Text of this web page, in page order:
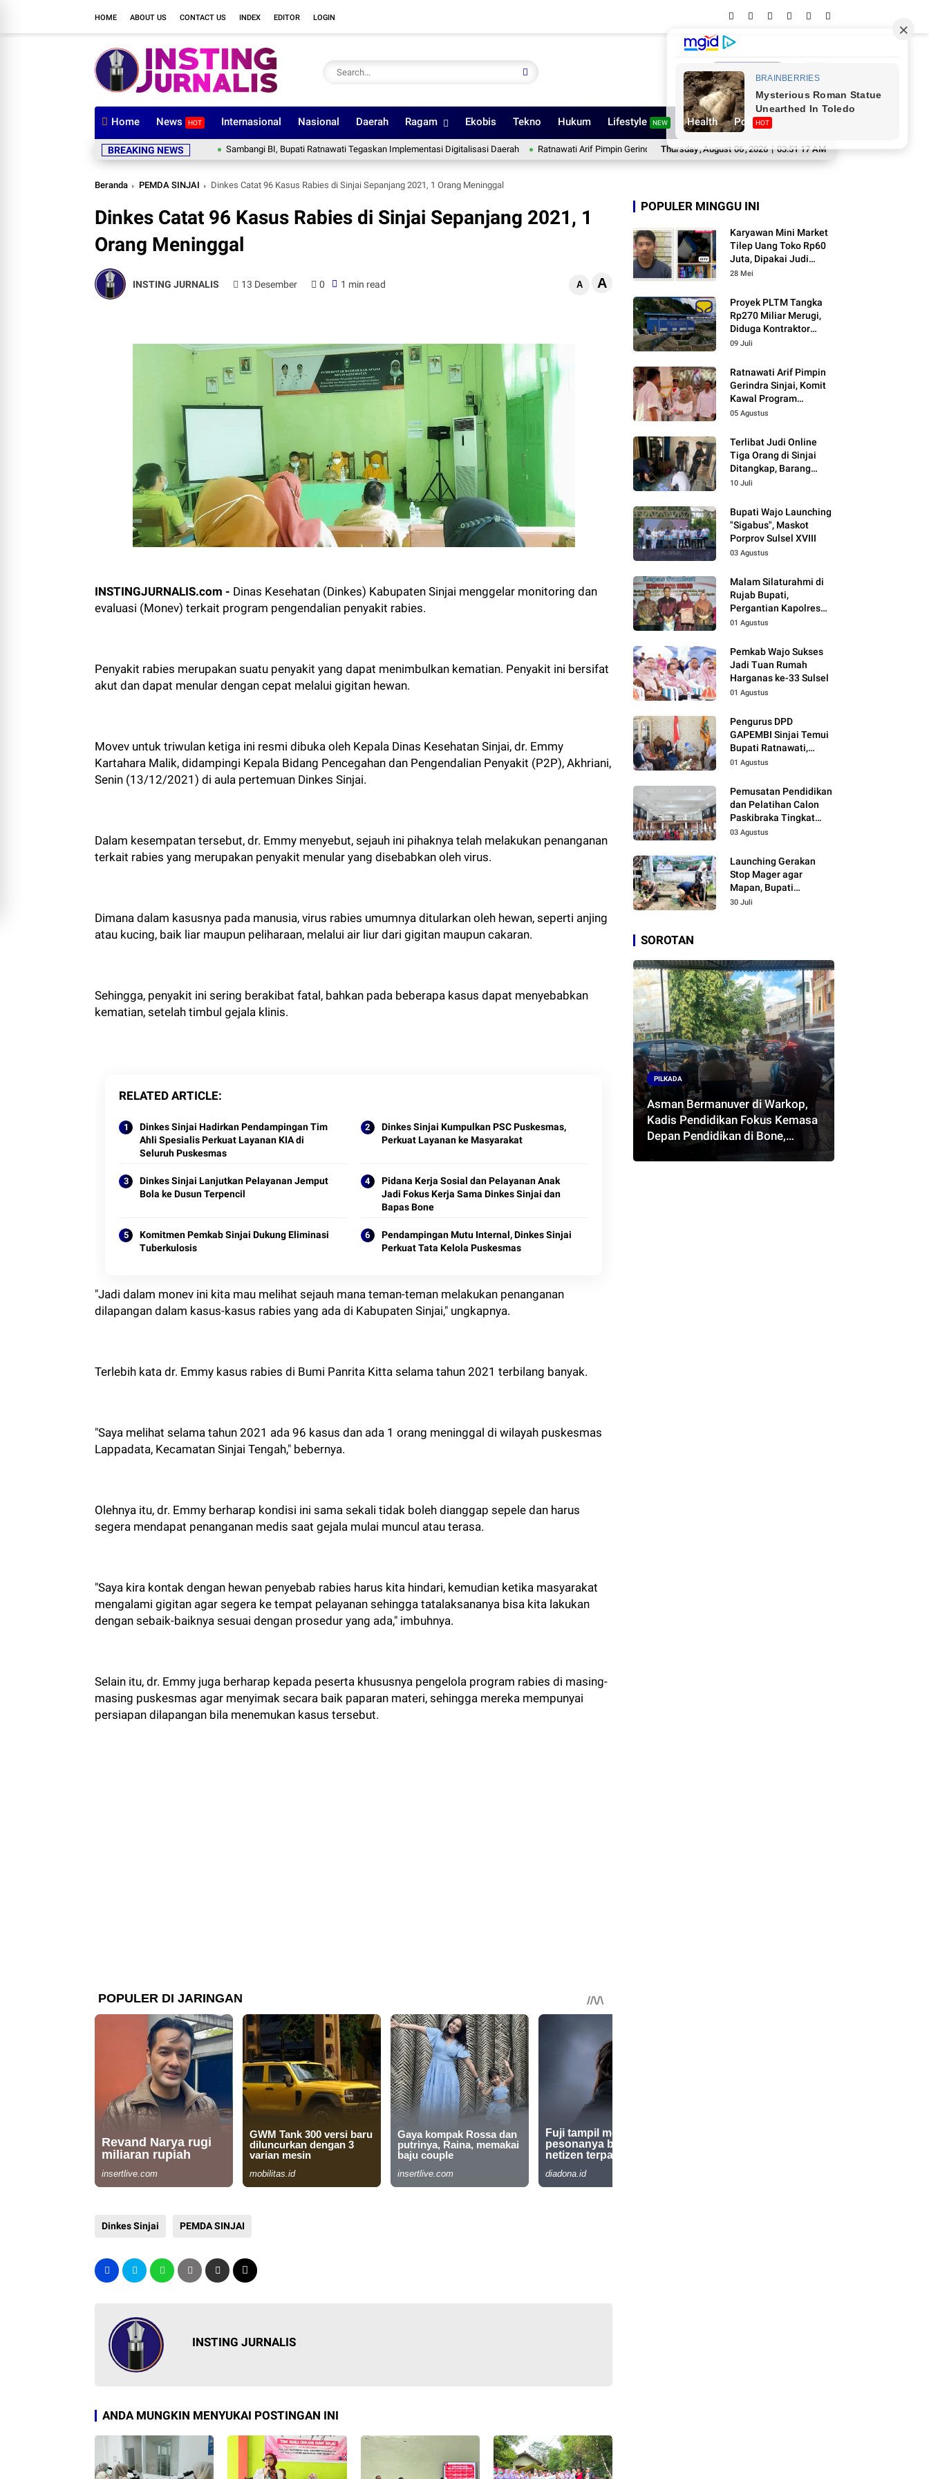
HOME ABOUT US CONTACT US INDEX EDITOR LOGIN
Network
Home News HOT Internasional Nasional Daerah Ragam Ekobis Tekno Hukum Lifestyle NEW Health Poll HOT
Thursday,August 06,2026|03:51 18 AM
BREAKING NEWS Sambangi BI, Bupati Ratnawati Tegaskan Implementasi Digitalisasi Daerah Ratnawati Arif Pimpin Gerindra Sinjai, Komit Kawal Program Prabowo Gegara AI, Tiga Pelajar Sinjai Barat
Beranda PEMDA SINJAI Dinkes Catat 96 Kasus Rabies di Sinjai Sepanjang 2021, 1 Orang Meninggal
Dinkes Catat 96 Kasus Rabies di Sinjai Sepanjang 2021, 1
Orang Meninggal
INSTING JURNALIS 13 Desember 0 1 min read A A
INSTINGJURNALIS.com - Dinas Kesehatan (Dinkes) Kabupaten Sinjai menggelar monitoring dan
evaluasi (Monev) terkait program pengendalian penyakit rabies.
Penyakit rabies merupakan suatu penyakit yang dapat menimbulkan kematian. Penyakit ini bersifat
akut dan dapat menular dengan cepat melalui gigitan hewan.
Movev untuk triwulan ketiga ini resmi dibuka oleh Kepala Dinas Kesehatan Sinjai, dr. Emmy
Kartahara Malik, didampingi Kepala Bidang Pencegahan dan Pengendalian Penyakit (P2P), Akhriani,
Senin (13/12/2021) di aula pertemuan Dinkes Sinjai.
Dalam kesempatan tersebut, dr. Emmy menyebut, sejauh ini pihaknya telah melakukan penanganan
terkait rabies yang merupakan penyakit menular yang disebabkan oleh virus.
Dimana dalam kasusnya pada manusia, virus rabies umumnya ditularkan oleh hewan, seperti anjing
atau kucing, baik liar maupun peliharaan, melalui air liur dari gigitan maupun cakaran.
Sehingga, penyakit ini sering berakibat fatal, bahkan pada beberapa kasus dapat menyebabkan
kematian, setelah timbul gejala klinis.
RELATED ARTICLE
Dinkes Sinjai Hadirkan Pendampingan Tim
Ahli Spesialis Perkuat Layanan KIA di
Seluruh Puskesmas
Dinkes Sinjai Kumpulkan PSC Puskesmas,
Perkuat Layanan ke Masyarakat
Dinkes Sinjai Lanjutkan Pelayanan Jemput
Bola ke Dusun Terpencil
Pidana Kerja Sosial dan Pelayanan Anak
Jadi Fokus Kerja Sama Dinkes Sinjai dan
Bapas Bone
Komitmen Pemkab Sinjai Dukung Eliminasi
Tuberkulosis
Pendampingan Mutu Internal, Dinkes Sinjai
Perkuat Tata Kelola Puskesmas
"Jadi dalam monev ini kita mau melihat sejauh mana teman-teman melakukan penanganan
dilapangan dalam kasus-kasus rabies yang ada di Kabupaten Sinjai," ungkapnya.
Terlebih kata dr. Emmy kasus rabies di Bumi Panrita Kitta selama tahun 2021 terbilang banyak.
"Saya melihat selama tahun 2021 ada 96 kasus dan ada 1 orang meninggal di wilayah puskesmas
Lappadata, Kecamatan Sinjai Tengah," bebernya.
Olehnya itu, dr. Emmy berharap kondisi ini sama sekali tidak boleh dianggap sepele dan harus
segera mendapat penanganan medis saat gejala mulai muncul atau terasa.
"Saya kira kontak dengan hewan penyebab rabies harus kita hindari, kemudian ketika masyarakat
mengalami gigitan agar segera ke tempat pelayanan sehingga tatalaksananya bisa kita lakukan
dengan sebaik-baiknya sesuai dengan prosedur yang ada," imbuhnya.
Selain itu, dr. Emmy juga berharap kepada peserta khususnya pengelola program rabies di masing-
masing puskesmas agar menyimak secara baik paparan materi, sehingga mereka mempunyai
persiapan dilapangan bila menemukan kasus tersebut.
Dinkes Sinjai PEMDA SINJAI
INSTING JURNALIS
ANDA MUNGKIN MENYUKAI POSTINGAN INI
POPULER MINGGU INI
Karyawan Mini Market
Tilep Uang Toko Rp60
Juta, Dipakai Judi
Online
28 Mei
Proyek PLTM Tangka
Rp270 Miliar Merugi,
Diduga Kontraktor
Tidak Profesional,
09 Juli
Ratnawati Arif Pimpin
Gerindra Sinjai, Komit
Kawal Program
Prabowo
05 Agustus
Terlibat Judi Online
Tiga Orang di Sinjai
Ditangkap, Barang
Bukti Kupon Putih
10 Juli
Bupati Wajo Launching
"Sigabus", Maskot
Porprov Sulsel XVIII
03 Agustus
Malam Silaturahmi di
Rujab Bupati,
Pergantian Kapolres
Wajo Jadi Momentum
01 Agustus
Pemkab Wajo Sukses
Jadi Tuan Rumah
Harganas ke-33 Sulsel
01 Agustus
Pengurus DPD
GAPEMBI Sinjai Temui
Bupati Ratnawati,
Bahas Sinergitas
01 Agustus
Pemusatan Pendidikan
dan Pelatihan Calon
Paskibraka Tingkat
Kabupaten Tahun 2026
03 Agustus
Launching Gerakan
Stop Mager agar
Mapan, Bupati
Ratnawati Dorong
30 Juli
SOROTAN
PILKADA
Asman Bermanuver di Warkop,
Kadis Pendidikan Fokus Kemasa
Depan Pendidikan di Bone,
Akankah Terwujud Pasangan